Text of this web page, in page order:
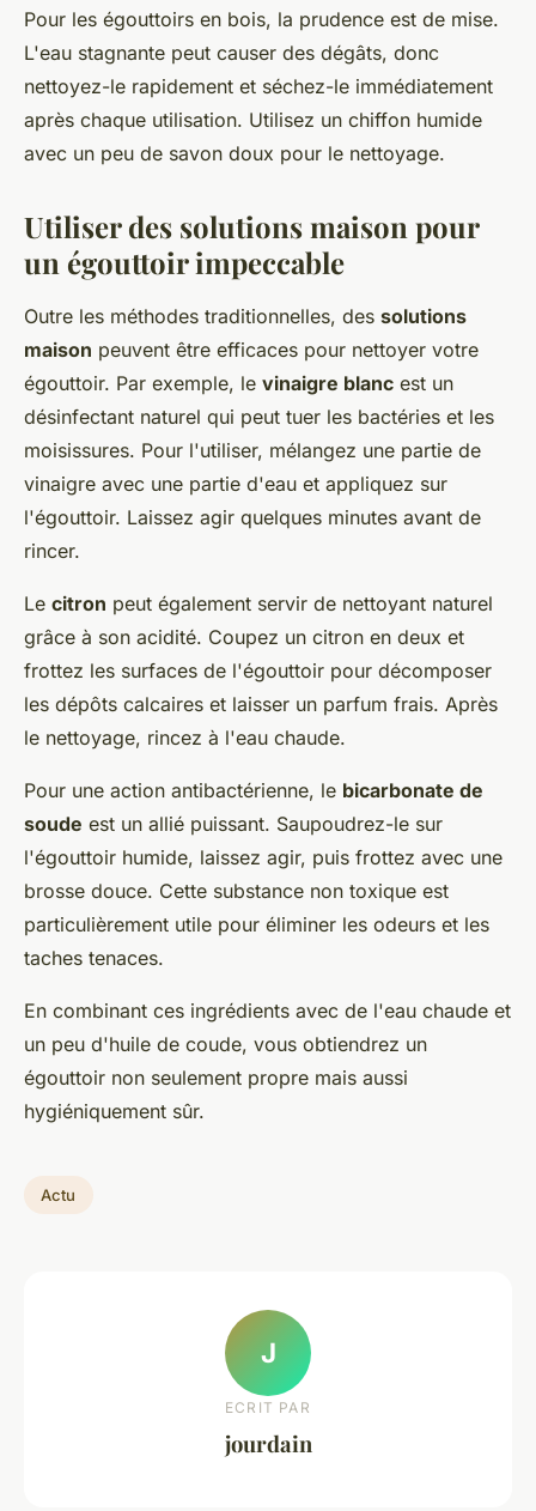
Pour les égouttoirs en bois, la prudence est de mise.
L'eau stagnante peut causer des dégâts, donc
nettoyez-le rapidement et séchez-le immédiatement
après chaque utilisation. Utilisez un chiffon humide
avec un peu de savon doux pour le nettoyage.
Utiliser des solutions maison pour
un égouttoir impeccable
Outre les méthodes traditionnelles, des solutions
maison peuvent être efficaces pour nettoyer votre
égouttoir. Par exemple, le vinaigre blanc est un
désinfectant naturel qui peut tuer les bactéries et les
moisissures. Pour l'utiliser, mélangez une partie de
vinaigre avec une partie d'eau et appliquez sur
l'égouttoir. Laissez agir quelques minutes avant de
rincer.
Le citron peut également servir de nettoyant naturel
grâce à son acidité. Coupez un citron en deux et
frottez les surfaces de l'égouttoir pour décomposer
les dépôts calcaires et laisser un parfum frais. Après
le nettoyage, rincez à l'eau chaude.
Pour une action antibactérienne, le bicarbonate de
soude est un allié puissant. Saupoudrez-le sur
l'égouttoir humide, laissez agir, puis frottez avec une
brosse douce. Cette substance non toxique est
particulièrement utile pour éliminer les odeurs et les
taches tenaces.
En combinant ces ingrédients avec de l'eau chaude et
un peu d'huile de coude, vous obtiendrez un
égouttoir non seulement propre mais aussi
hygiéniquement sûr.
Actu
J
ECRIT PAR
jourdain